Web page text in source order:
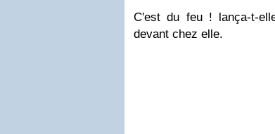
C'est du feu ! lança-t-
devant chez elle.